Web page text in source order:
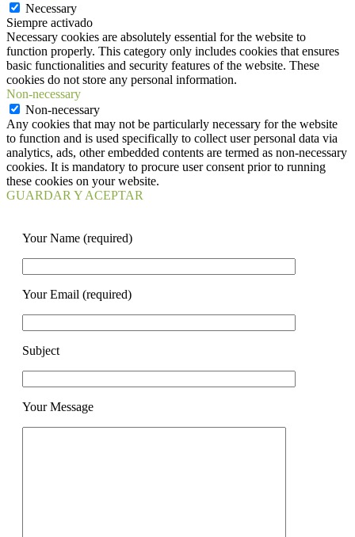
Necessary
Siempre activado
Necessary cookies are absolutely essential for the website to
function properly. This category only includes cookies that ensures
basic functionalities and security features of the website. These
cookies do not store any personal information.
Non-necessary
Non-necessary
Any cookies that may not be particularly necessary for the website
to function and is used specifically to collect user personal data via
analytics, ads, other embedded contents are termed as non-necessary
cookies. It is mandatory to procure user consent prior to running
these cookies on your website.
GUARDAR Y ACEPTAR
Your Name (required)
Your Email (required)
Subject
Your Message